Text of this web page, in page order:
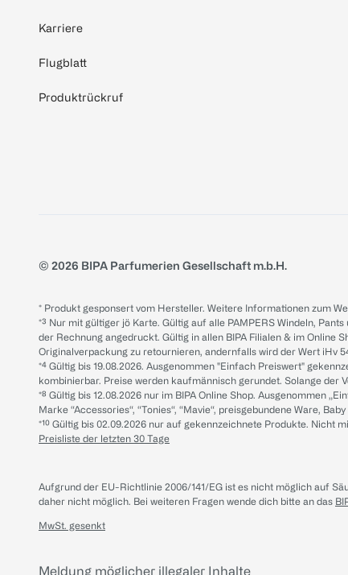
Karriere
Flugblatt
Produktrückruf
© 2026 BIPA Parfumerien Gesellschaft m.b.H.
* Produkt gesponsert vom Hersteller. Weitere Informationen zum
*³ Nur mit gültiger jö Karte. Gültig auf alle PAMPERS Windeln,
der Rechnung angedruckt. Gültig in allen BIPA Filialen & im Online
Originalverpackung zu retournieren, andernfalls wird der Wert iHv
*⁴ Gültig bis 19.08.2026. Ausgenommen "Einfach Preiswert"
kombinierbar. Preise werden kaufmännisch gerundet. Solange der
*⁸ Gültig bis 12.08.2026 nur im BIPA Online Shop. Ausgenommen
Marke “Accessories“, “Tonies“, “Mavie“, preisgebundene Ware,
*¹⁰ Gültig bis 02.09.2026 nur auf gekennzeichnete Produkte. Nicht
Preisliste der letzten 30 Tage
Aufgrund der EU-Richtlinie 2006/141/EG ist es nicht möglich auf
daher nicht möglich. Bei weiteren Fragen wende dich bitte an das
MwSt. gesenkt
Meldung möglicher illegaler Inhalte